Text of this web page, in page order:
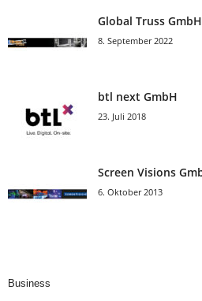
Global Truss GmbH
8. September 2022
btl next GmbH
23. Juli 2018
Screen Visions
6. Oktober 2013
Business